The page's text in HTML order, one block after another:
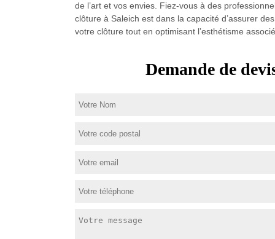
de l’art et vos envies. Fiez-vous à des
clôture à Saleich est dans la capacité d’assurer
votre clôture tout en optimisant l’esthétisme
Demande de